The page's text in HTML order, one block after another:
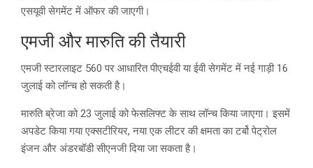
एसयूवी सेगमेंट में ऑफर की जाएगी।
एमजी और मारुति की तैयारी
एमजी स्टारलाइट 560 पर आधारित पीएचईवी या ईवी सेगमेंट में नई गाड़ी 16
जुलाई को लॉन्च हो सकती है।
मारुति ब्रेजा को 23 जुलाई को फेसलिफ्ट के साथ लॉन्च किया जाएगा। इसमें
अपडेट किया गया एक्सटीरियर, नया एक लीटर की क्षमता का टर्बो पेट्रोल
इंजन और अंडरबॉडी सीएनजी दिया जा सकता है।